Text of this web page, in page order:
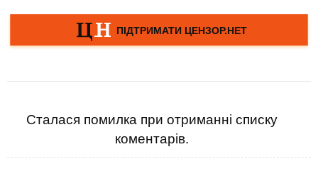
Сталася помилка при отриманні списку
коментарів.